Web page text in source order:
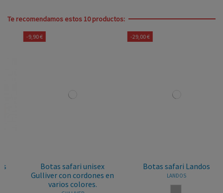
Te recomendamos estos 10 productos:
-9,90 €
Botas safari unisex
Gulliver con cordones en
varios colores.
-29,00 €
Botas safari Landos
LANDOS